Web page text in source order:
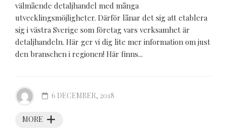
välmående detaljhandel med många
utvecklingsmöjligheter. Därför lånar det sig att etablera
sig i västra Sverige som företag vars verksamhet är
detaljhandeln. Här ger vi dig lite mer information om just
den branschen i regionen! Här finns...
MORE
6 DECEMBER, 2018